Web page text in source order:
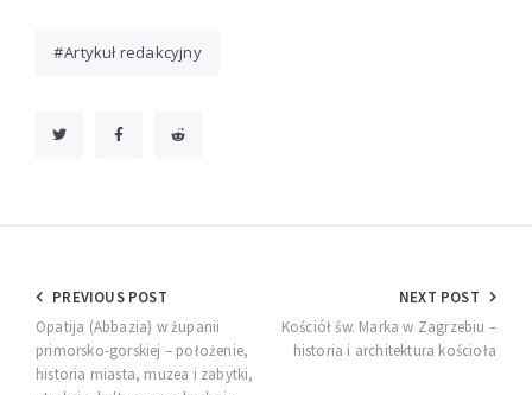
Artykuł redakcyjny
Nawigacja
wpisu
PREVIOUS POST
Opatija (Abbazia) w żupanii
primorsko-gorskiej – położenie,
historia miasta, muzea i zabytki,
NEXT POST
Kościół św. Marka w Zagrzebiu –
historia i architektura kościoła